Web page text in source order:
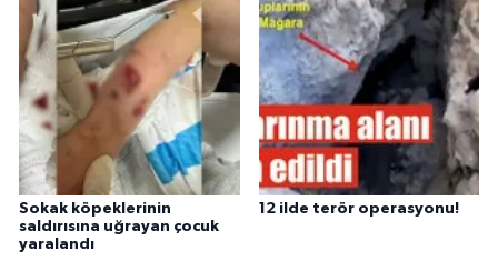
Sokak köpeklerinin
saldırısına uğrayan çocuk
yaralandı
12 ilde terör operasyonu!